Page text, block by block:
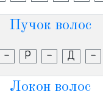
Пучок волос
- Р - Д -
Локон волос